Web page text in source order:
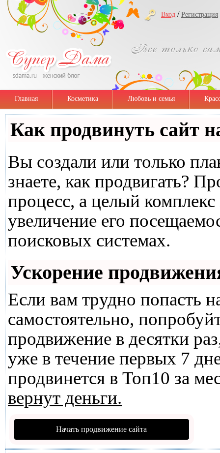
Вход / Регистрация
Главная Косметика Любовь и семья
Как продвинуть сайт
Вы создали или только
знаете, как продвигать?
процесс, а целый
увеличение его
поисковых системах.
Ускорение
Если вам трудно попасть
самостоятельно,
продвижение в десятки
уже в течение первых 7
продвинется в Топ10 за
вернут деньги.
Начать продвижение сайта